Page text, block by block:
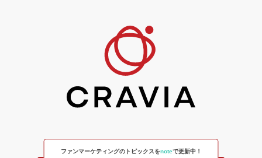
ファンマーケティングのトピックスをnoteで更新中！